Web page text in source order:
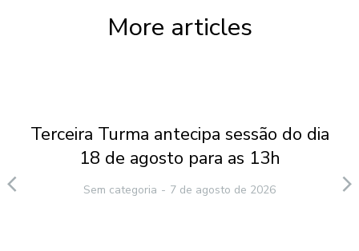
More articles
Terceira Turma antecipa sessão do dia
18 de agosto para as 13h
Sem categoria 7 de agosto de 2026